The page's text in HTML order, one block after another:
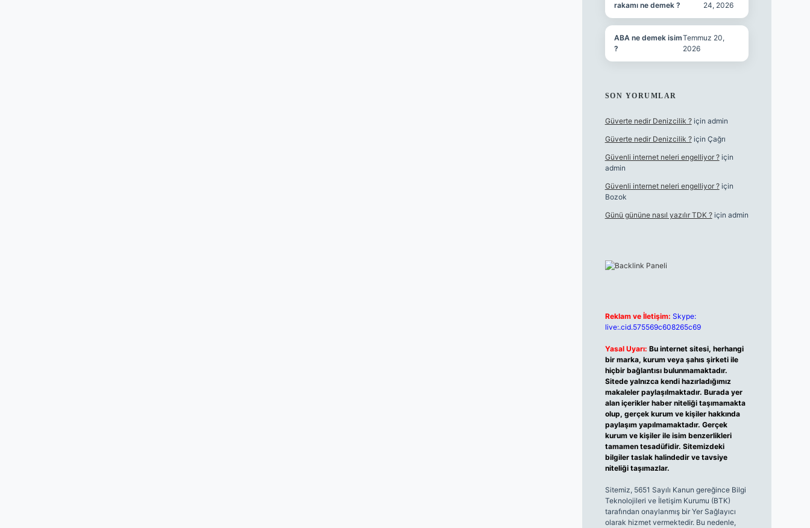
rakamı ne demek ?
24, 2026
ABA ne demek isim
?
Temmuz 20,
2026
SON YORUMLAR
Güverte nedir Denizcilik ?için admin
Güverte nedir Denizcilik ?için Çağrı
Güvenli internet neleri engelliyor ?için
admin
Güvenli internet neleri engelliyor ?için
Bozok
Günü gününe nasıl yazılır TDK ?için admin
Reklam ve İletişim: Skype:
live:.cid.575569c608265c69
Yasal Uyarı: Bu internet sitesi, herhangi
bir marka, kurum veya şahıs şirketi ile
hiçbir bağlantısı bulunmamaktadır.
Sitede yalnızca kendi hazırladığımız
makaleler paylaşılmaktadır. Burada yer
alan içerikler haber niteliği taşımamakta
olup, gerçek kurum ve kişiler hakkında
paylaşım yapılmamaktadır. Gerçek
kurum ve kişiler ile isim benzerlikleri
tamamen tesadüfidir. Sitemizdeki
bilgiler taslak halindedir ve tavsiye
niteliği taşımazlar.
Sitemiz, 5651 Sayılı Kanun gereğince Bilgi
Teknolojileri ve İletişim Kurumu (BTK)
tarafından onaylanmış bir Yer Sağlayıcı
olarak hizmet vermektedir. Bu nedenle,